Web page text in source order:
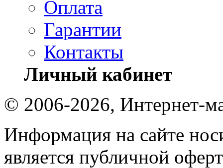
Оплата
Гарантии
Контакты
Личный кабинет
© 2006-2026, Интернет-
Информация на сайте
является публичной